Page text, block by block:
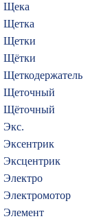
Щека
Щетка
Щетки
Щётки
Щеткодержатель
Щеточный
Щёточный
Экс.
Эксентрик
Эксцентрик
Электро
Электромотор
Элемент